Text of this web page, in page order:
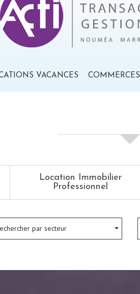
VACANCES COMMERCES
Location Immobilier
Professionnel
par secteur